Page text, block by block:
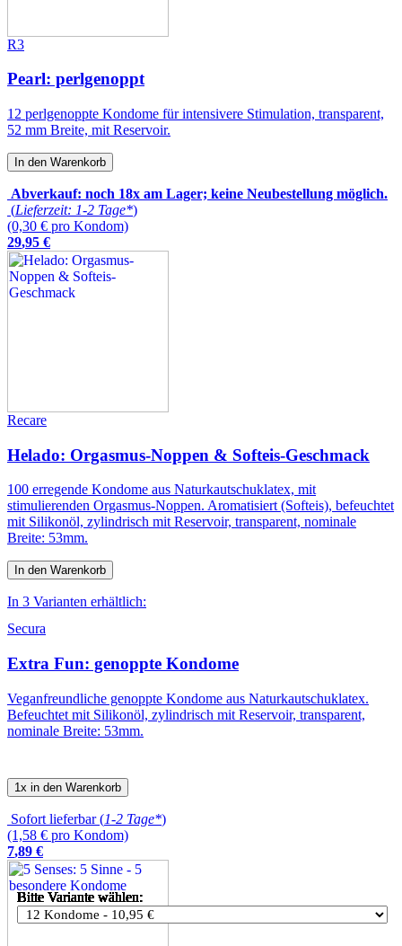
Bitte Variante wählen:
Bitte Variante wählen:
Bitte Variante wählen:
Bitte Variante wählen:
Bitte Variante wählen:
Bitte Variante wählen:
Bitte Variante wählen:
Bitte Variante wählen:
Bitte Variante wählen:
Bitte Variante wählen:
Bitte Variante wählen:
Bitte Variante wählen:
R3
Pearl: perlgenoppt
12 perlgenoppte Kondome für intensivere Stimulation, transparent,
52 mm Breite, mit Reservoir.
In den Warenkorb
Abverkauf: noch 18x am Lager; keine Neubestellung möglich.
(Lieferzeit: 1-2 Tage*)
(0,30 € pro Kondom)
29,95 €
Recare
Helado: Orgasmus-Noppen & Softeis-Geschmack
100 erregende Kondome aus Naturkautschuklatex, mit
stimulierenden Orgasmus-Noppen. Aromatisiert (Softeis), befeuchtet
mit Silikonöl, zylindrisch mit Reservoir, transparent, nominale
Breite: 53mm.
In den Warenkorb
In 3 Varianten erhältlich:
Secura
Extra Fun: genoppte Kondome
Veganfreundliche genoppte Kondome aus Naturkautschuklatex.
Befeuchtet mit Silikonöl, zylindrisch mit Reservoir, transparent,
nominale Breite: 53mm.
Bitte Variante wählen:
1x in den Warenkorb
Sofort lieferbar (1-2 Tage*)
(1,58 € pro Kondom)
7,89 €
Bitte Variante wählen:
Bitte Variante wählen:
Bitte Variante wählen:
Bitte Variante wählen: